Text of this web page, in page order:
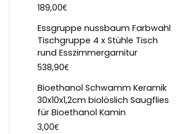
189,00€
Essgruppe nussbaum Farbwahl
Tischgruppe 4 x Stühle Tisch
rund Esszimmergarnitur
538,90€
Bioethanol Schwamm Keramik
30x10x1,2cm biolöslich Saugflies
für Bioethanol Kamin
3,00€